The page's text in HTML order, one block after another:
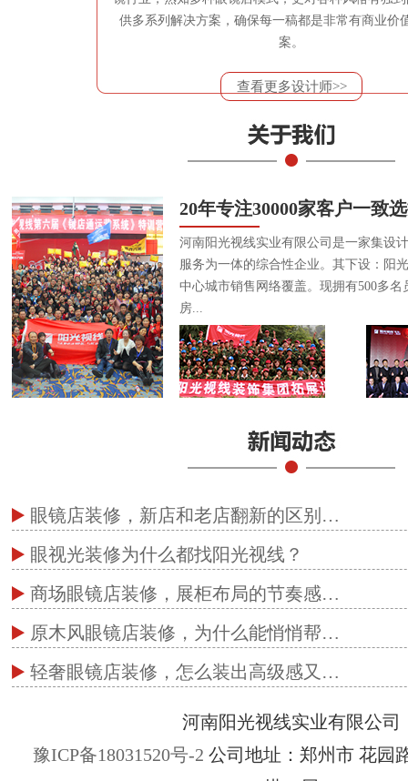
供多系列解决方案，确保每一稿都是非常有商业价
案。
查看更多设计师>>
20年专注30000家客户一致
河南阳光视线实业有限公司是一家集设
服务为一体的综合性企业。其下设：阳
中心城市销售网络覆盖。现拥有500多
房...
眼镜店装修，新店和老店翻新的区别…
眼视光装修为什么都找阳光视线？
商场眼镜店装修，展柜布局的节奏感…
原木风眼镜店装修，为什么能悄悄帮…
轻奢眼镜店装修，怎么装出高级感又…
河南阳光视线实业有限公司
豫ICP备18031520号-2 公司地址：郑州市 花园